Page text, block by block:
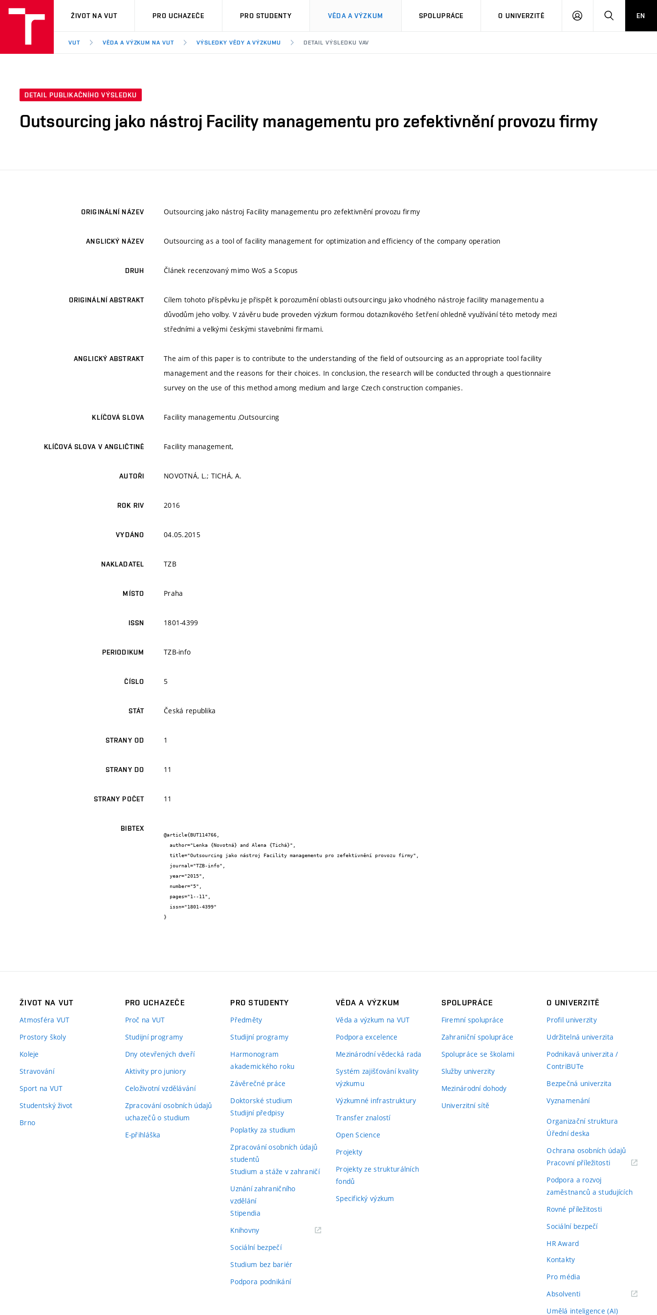
VUT
ŽIVOT NA VUT PRO UCHAZEČE PRO STUDENTY VĚDA A VÝZKUM SPOLUPRÁCE O UNIVERZITĚ
PŘIHLÁSIT HLEDATEN
VUT VĚDA A VÝZKUM NA VUT VÝSLEDKY VĚDY A VÝZKUMU DETAIL VÝSLEDKU VAV
DETAIL PUBLIKAČNÍHO VÝSLEDKU
Outsourcing jako nástroj Facility managementu pro zefektivnění provozu firmy
ORIGINÁLNÍ NÁZEV Outsourcing jako nástroj Facility managementu pro zefektivnění provozu firmy
ANGLICKÝ NÁZEV Outsourcing as a tool of facility management for optimization and efficiency of the company operation
DRUH Článek recenzovaný mimo WoS a Scopus
ORIGINÁLNÍ ABSTRAKT
Cílem tohoto příspěvku je přispět k porozumění oblasti outsourcingu jako vhodného nástroje facility managementu a
důvodům jeho volby. V závěru bude proveden výzkum formou dotazníkového šetření ohledně využívání této metody mezi
středními a velkými českými stavebními firmami.
ANGLICKÝ ABSTRAKT
The aim of this paper is to contribute to the understanding of the field of outsourcing as an appropriate tool facility
management and the reasons for their choices. In conclusion, the research will be conducted through a questionnaire
survey on the use of this method among medium and large Czech construction companies.
KLÍČOVÁ SLOVA Facility managementu ,Outsourcing
KLÍČOVÁ SLOVA V ANGLIČTINĚ Facility management,
AUTOŘI NOVOTNÁ, L.; TICHÁ, A.
ROK RIV 2016
VYDÁNO 04.05.2015
NAKLADATEL TZB
MÍSTO Praha
ISSN 1801-4399
PERIODIKUM TZB-info
ČÍSLO 5
STÁT Česká republika
STRANY OD 1
STRANY DO 11
STRANY POČET 11
BIBTEX
@article{BUT114766,
}
ŽIVOT NA VUT
Atmosféra VUT
Prostory školy
Koleje
Stravování
Sport na VUT
Studentský život
Brno
PRO UCHAZEČE
Proč na VUT
Studijní programy
Dny otevřených dveří
Aktivity pro juniory
Celoživotní vzdělávání
Zpracování osobních údajů
uchazečů o studium
E-přihláška
PRO STUDENTY
Předměty
Studijní programy
Harmonogram
akademického roku
Závěrečné práce
Doktorské studium
Studijní předpisy
Poplatky za studium
Zpracování osobních údajů
studentů
Studium a stáže v zahraničí
Uznání zahraničního
vzdělání
Stipendia
Knihovny(externí
Sociální bezpečí
Studium bez bariér
Podpora podnikání
VĚDA A VÝZKUM
Věda a výzkum na VUT
Podpora excelence
Mezinárodní vědecká rada
Systém zajišťování kvality
výzkumu
Výzkumné infrastruktury
Transfer znalostí
Open Science
Projekty
Projekty ze strukturálních
fondů
Specifický výzkum
SPOLUPRÁCE
Firemní spolupráce
Zahraniční spolupráce
Spolupráce se školami
Služby univerzity
Mezinárodní dohody
Univerzitní sítě
O UNIVERZITĚ
Profil univerzity
Udržitelná univerzita
Podnikavá univerzita /
ContriBUTe
Bezpečná univerzita
Vyznamenání
Organizační struktura
Úřední deska
Ochrana osobních údajů
Pracovní příležitosti(externí
Podpora a rozvoj
zaměstnanců a studujících
Rovné příležitosti
Sociální bezpečí
HR Award
Kontakty
Pro média
Absolventi(externí
Umělá inteligence (AI)